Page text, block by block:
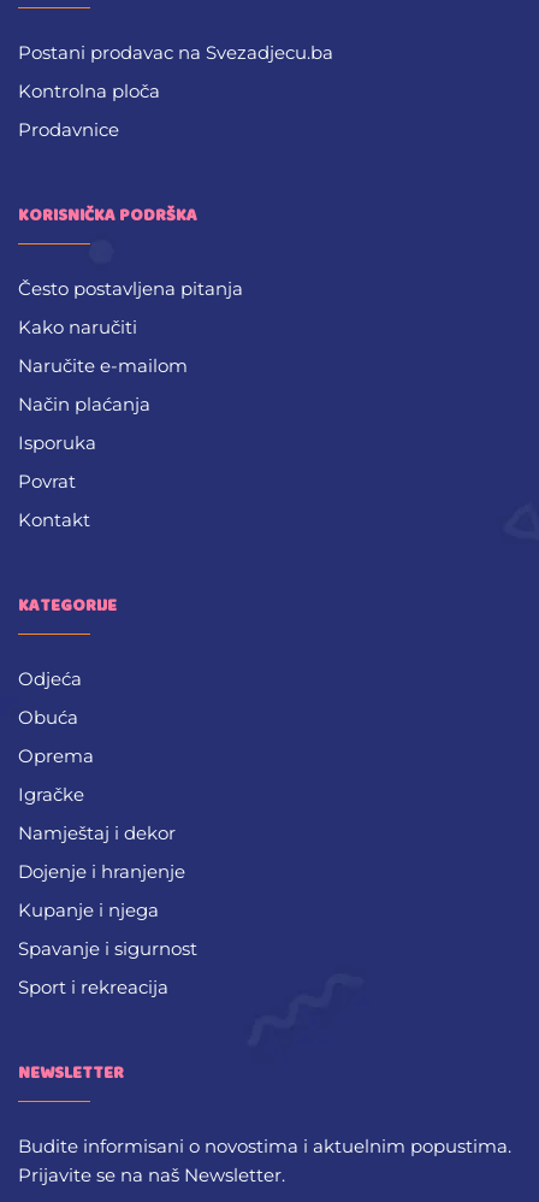
Postani prodavac na Svezadjecu.ba
Kontrolna ploča
Prodavnice
KORISNIČKA PODRŠKA
Često postavljena pitanja
Kako naručiti
Naručite e-mailom
Način plaćanja
Isporuka
Povrat
Kontakt
KATEGORIJE
Odjeća
Obuća
Oprema
Igračke
Namještaj i dekor
Dojenje i hranjenje
Kupanje i njega
Spavanje i sigurnost
Sport i rekreacija
NEWSLETTER
Budite informisani o novostima i aktuelnim popustima.
Prijavite se na naš Newsletter.